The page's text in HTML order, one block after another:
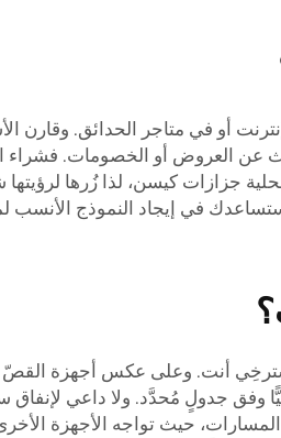
أو في متاجر الحدائق. وقارن
عن العروض أو الخصومات. فشراء
جزازات كيسن، لذا زُرها
في إيجاد النموذج الأنسب
أنت. وعلى عكس أجهزة القصّ
وفق جدولٍ مُحدَّد. ولا داعي
حيث تواجه الأجهزة